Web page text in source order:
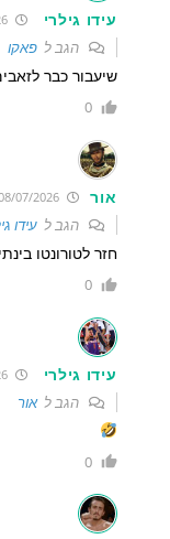
עידו גילרי 08/07/2026 18:47:50
הגב לפאקו
שיעבור כבר
0
אור
הגב לעידו
חזר לטורונטו
0
עידו גילרי 08/07/2026 18:59:58
הגב לאור
0